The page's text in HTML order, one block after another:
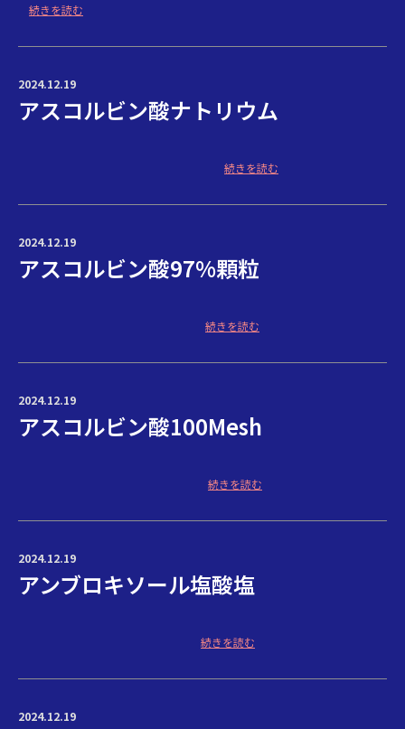
続きを読む
2024.12.19
アスコルビン酸ナトリウム
続きを読む
2024.12.19
アスコルビン酸97%顆粒
続きを読む
2024.12.19
アスコルビン酸100Mesh
続きを読む
2024.12.19
アンブロキソール塩酸塩
続きを読む
2024.12.19